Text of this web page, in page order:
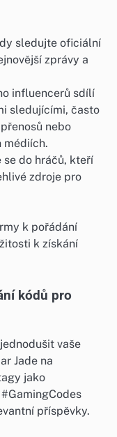
sledujte oficiální
zprávy a
influencerů sdílí
sledujícími, často
nebo
médiích.
se do hráčů, kteří
zdroje pro
k pořádání
k získání
kódů pro
vaše
Jade na
jako
příspěvky.